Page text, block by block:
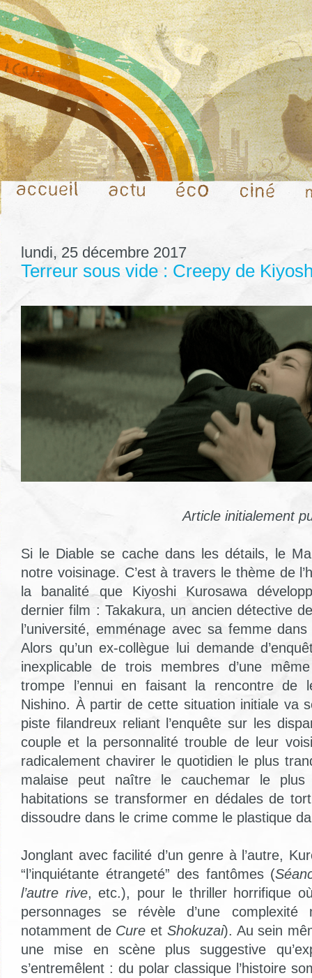
lundi, 25 décembre 2017
Terreur sous vide : Creepy de
Article initialement
Si le Diable se cache dans les détails, le
notre voisinage. C’est à travers le thème de
la banalité que Kiyoshi Kurosawa
dernier film : Takakura, un ancien détective
l’université, emménage avec sa femme
Alors qu’un ex-collègue lui demande
inexplicable de trois membres d’une
trompe l’ennui en faisant la rencontre de
Nishino. À partir de cette situation initiale va
piste filandreux reliant l’enquête sur les
couple et la personnalité trouble de leur
radicalement chavirer le quotidien le plus
malaise peut naître le cauchemar le plus
habitations se transformer en dédales de
dissoudre dans le crime comme le plastique
Jonglant avec facilité d’un genre à l’autre,
“l’inquiétante étrangeté” des fantômes (
l’autre rive, etc.), pour le thriller horrifique
personnages se révèle d’une complexité
notamment de Cureet Shokuzai). Au sein
une mise en scène plus suggestive
s’entremêlent : du polar classique l’histoire